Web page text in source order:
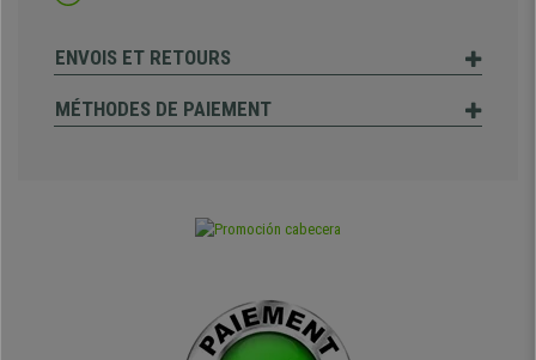
ENVOIS ET RETOURS
MÉTHODES DE PAIEMENT